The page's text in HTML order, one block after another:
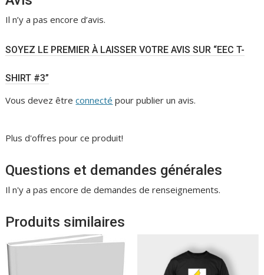
Il n’y a pas encore d’avis.
SOYEZ LE PREMIER À LAISSER VOTRE AVIS SUR “EEC T-
SHIRT #3”
Vous devez êtreconnecté pour publier un avis.
Plus d'offres pour ce produit!
Questions et demandes générales
Il n'y a pas encore de demandes de renseignements.
Produits similaires